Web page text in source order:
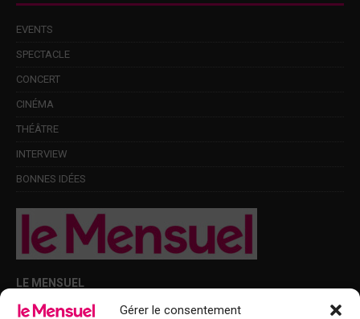
Gérer le consentement
EVENTS
SPECTACLE
CONCERT
CINÉMA
THÉÂTRE
INTERVIEW
BONNES IDÉES
LE MENSUEL